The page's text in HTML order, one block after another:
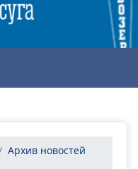
Архив новостей